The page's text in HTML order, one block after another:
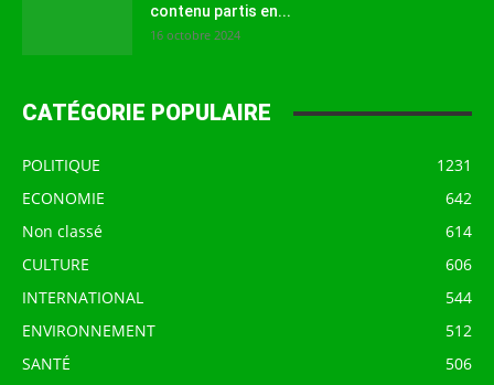
contenu partis en...
16 octobre 2024
CATÉGORIE POPULAIRE
POLITIQUE
1231
ECONOMIE
642
Non classé
614
CULTURE
606
INTERNATIONAL
544
ENVIRONNEMENT
512
SANTÉ
506